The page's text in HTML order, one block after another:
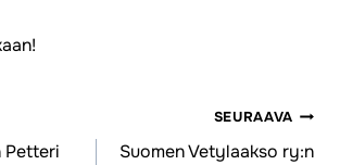
SEURAAVA
Suomen Vetylaakso ry:n